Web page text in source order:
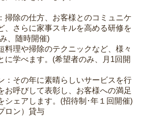
掃除の仕方、お客様とのコミュニケ
、さらに家事スキルを高める研修を
、随時開催)
料理や掃除のテクニックなど、様々
に学べます。(希望者のみ、月1回開
：その年に素晴らしいサービスを行
お呼びして表彰し、お客様への満足
シェアします。(招待制･年１回開催)
ロン）貸与